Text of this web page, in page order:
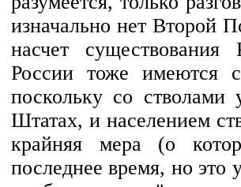
изначально нет Второй
насчет
России тоже имеются
поскольку со
Штатах, и населением
крайняя мера (о
последнее время, но это